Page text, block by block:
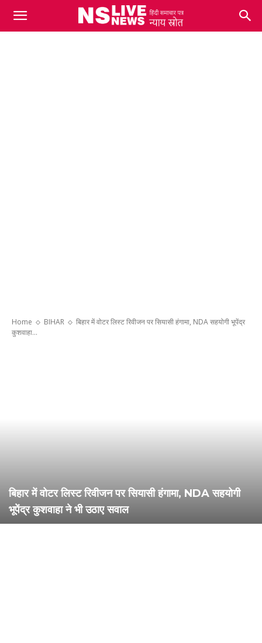
Home BIHAR
बिहार में वोटर लिस्ट रिवीजन पर सियासी हंगामा, NDA सहयोगी भूपेंद्र
कुशवाहा...
बिहार में वोटर लिस्ट रिवीजन पर सियासी हंगामा, NDA सहयोगी
भूपेंद्र कुशवाहा ने भी उठाए सवाल